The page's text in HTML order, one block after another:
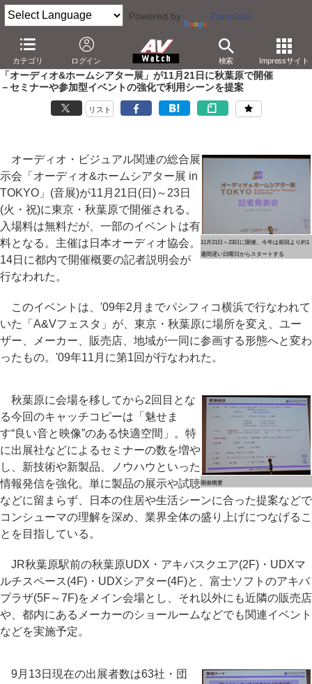
Powered by Translate
カテゴリ ログイン 検索 Impressサイト
AV Watch イベント
2010
「オーディオ&ホームシアター展」が11月21日に秋葉原で開催
－セミナーや参加型イベントの強化で利用シーンを提案
リスト
11月21日～23日に開催。今年は前回より約1
週間遅い日曜日からスタートする
オーディオ・ビジュアル関連の総合展
示会「オーディオ&ホームシアター展 in
TOKYO」(音展)が11月21日(日)～23日
(火・祝)に東京・秋葉原で開催される。
入場料は無料だが、一部のイベントは有
料となる。主催は日本オーディオ協会。
14日に都内で開催概要の記者説明会が
行なわれた。
このイベントは、'09年2月までパシフィコ横浜で行なわれて
いた「A&Vフェスタ」が、東京・秋葉原に場所を変え、ユー
ザー、メーカー、販売店、地域が一同に参画する形態へと変わ
ったもの。'09年11月に第1回が行なわれた。
開催概要
秋葉原に会場を移してから2回目とな
る今回のキャッチコピーは「魅せま
す“良い音と映像”のある快適空間」。特
に出展社などによるセミナーの数を増や
し、新技術や新製品、ノウハウといった
情報発信を強化。単に製品の展示や試聴
などに留まらず、日本の住居や生活シーンに合った提案などで
コンシューマの理解を深め、業界全体の盛り上げにつなげるこ
とを目指している。
JR秋葉原駅前の秋葉原UDX・アキバスクエア(2F)・UDXマ
ルチスペース(4F)・UDXシアター(4F)と、富士ソフトのアキバ
プラザ(5F～7F)をメイン会場とし、それ以外にも近隣の販売店
や、都内にあるメーカーのショールームなどでも関連イベント
などを実施予定。
9月13日現在の出展者数は63社・団